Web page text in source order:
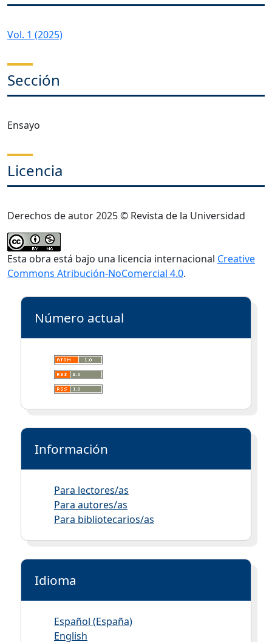
Vol. 1 (2025)
Sección
Ensayo
Licencia
Derechos de autor 2025 © Revista de la Universidad
Esta obra está bajo una licencia internacional Creative
Commons Atribución-NoComercial 4.0.
Número actual
Información
Para lectores/as
Para autores/as
Para bibliotecarios/as
Idioma
Español (España)
English